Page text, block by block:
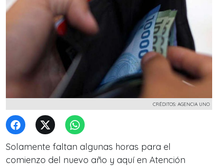
CRÉDITOS: AGENCIA UNO
Solamente faltan algunas horas para el
comienzo del nuevo año y aquí en Atención